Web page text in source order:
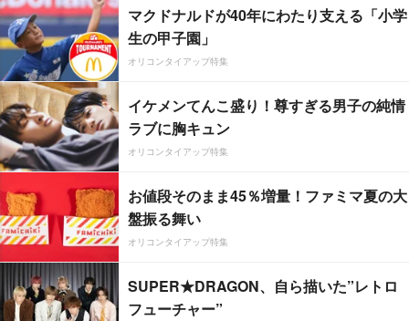
マクドナルドが40年にわたり支える「小学
生の甲子園」
オリコンタイアップ特集
イケメンてんこ盛り！尊すぎる男子の純情
ラブに胸キュン
オリコンタイアップ特集
お値段そのまま45％増量！ファミマ夏の大
盤振る舞い
オリコンタイアップ特集
SUPER★DRAGON、自ら描いた”レトロ
フューチャー”